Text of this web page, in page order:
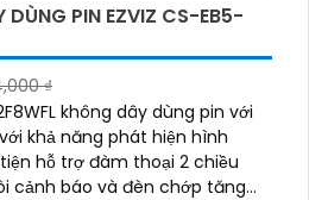
DÙNG PIN EZVIZ CS-EB5-
₫
không dây dùng pin với
khả năng phát hiện hình
hỗ trợ đàm thoại 2 chiều
cảnh báo và đèn chớp tăng